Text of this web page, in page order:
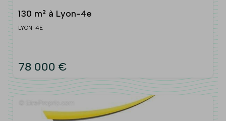
130 m² à Lyon-4e
LYON-4E
78 000 €